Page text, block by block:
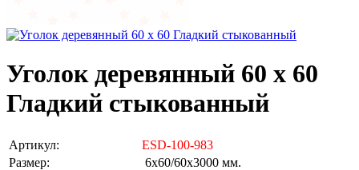
Уголок деревянный 60 х 60
Гладкий стыкованный
Артикул:
ESD-100-983
Размер:
6х60/60х3000 мм.